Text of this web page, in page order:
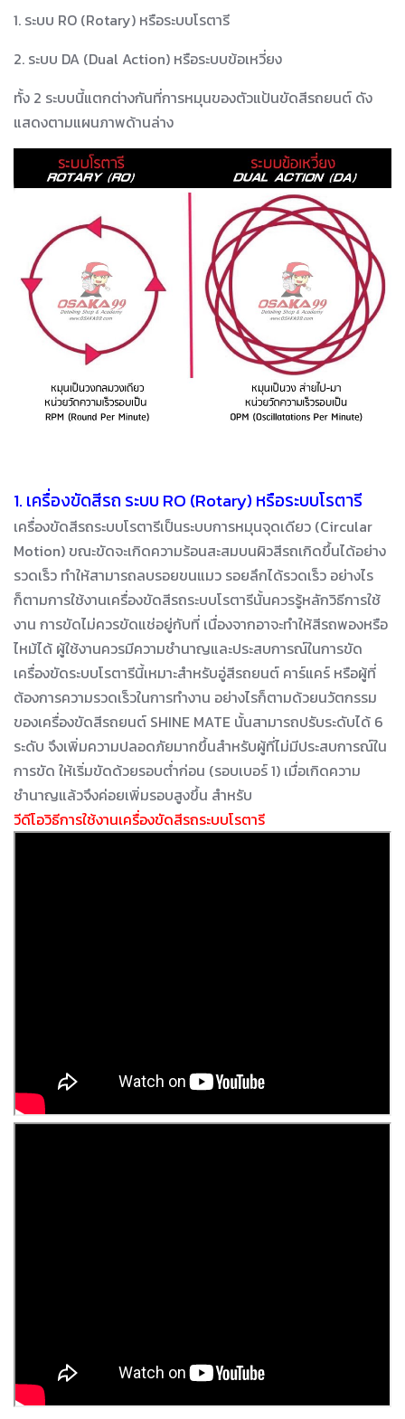
1. ระบบ RO (Rotary) หรือระบบโรตารี
2. ระบบ DA (Dual Action) หรือระบบข้อเหวี่ยง
ทั้ง 2 ระบบนี้แตกต่างกันที่การหมุนของตัวแป้นขัดสีรถยนต์ ดัง
แสดงตามแผนภาพด้านล่าง
1. เครื่องขัดสีรถ ระบบ RO (Rotary) หรือระบบโรตารี
เครื่องขัดสีรถระบบโรตารีเป็นระบบการหมุนจุดเดียว (Circular
Motion) ขณะขัดจะเกิดความร้อนสะสมบนผิวสีรถเกิดขึ้นได้อย่าง
รวดเร็ว ทำให้สามารถลบรอยขนแมว รอยลึกได้รวดเร็ว อย่างไร
ก็ตามการใช้งานเครื่องขัดสีรถระบบโรตารีนั้นควรรู้หลักวิธีการใช้
งาน การขัดไม่ควรขัดแช่อยู่กับที่ เนื่องจากอาจะทำให้สีรถพองหรือ
ไหม้ได้ ผู้ใช้งานควรมีความชำนาญและประสบการณ์ในการขัด
เครื่องขัดระบบโรตารีนี้เหมาะสำหรับอู่สีรถยนต์ คาร์แคร์ หรือผู้ที่
ต้องการความรวดเร็วในการทำงาน อย่างไรก็ตามด้วยนวัตกรรม
ของเครื่องขัดสีรถยนต์ SHINE MATE นั้นสามารถปรับระดับได้ 6
ระดับ จึงเพิ่มความปลอดภัยมากขึ้นสำหรับผู้ที่ไม่มีประสบการณ์ใน
การขัด ให้เริ่มขัดด้วยรอบต่ำก่อน (รอบเบอร์ 1) เมื่อเกิดความ
ชำนาญแล้วจึงค่อยเพิ่มรอบสูงขึ้น สำหรับ
วีดีโอวิธีการใช้งานเครื่องขัดสีรถระบบโรตารี